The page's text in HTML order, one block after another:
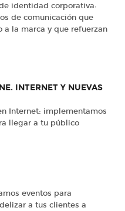
identidad corporativa:
de comunicación que
a la marca y que refuerzan
INTERNET Y NUEVAS
Internet: implementamos
llegar a tu público
eventos para
a tus clientes a